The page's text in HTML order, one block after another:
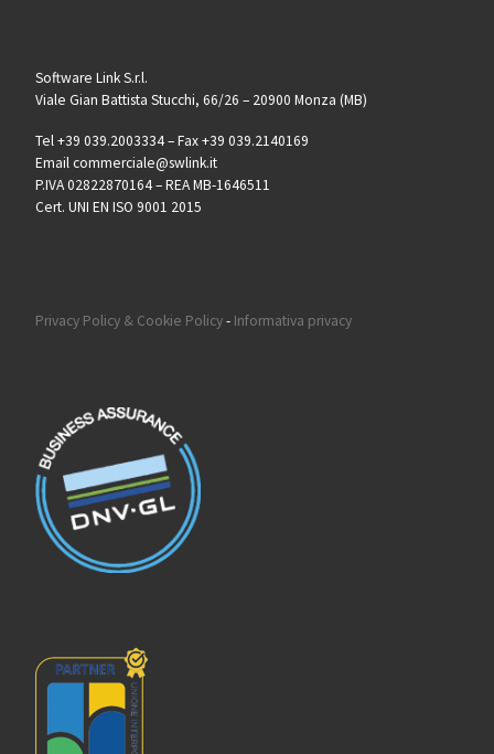
Software Link S.r.l.
Viale Gian Battista Stucchi, 66/26 – 20900 Monza (MB)
Tel +39 039.2003334 – Fax +39 039.2140169
Email commerciale@swlink.it
P.IVA 02822870164 – REA MB-1646511
Cert. UNI EN ISO 9001 2015
Privacy Policy & Cookie Policy- Informativa privacy